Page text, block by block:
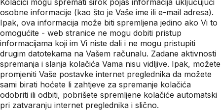
Kolačići mogu spremati širok pojas informacija uključujući
osobne informacije (kao što je Vaše ime ili e-mail adresa).
Ipak, ova informacija može biti spremljena jedino ako Vi to
omogućite - web stranice ne mogu dobiti pristup
informacijama koji im Vi niste dali i ne mogu pristupiti
drugim datotekama na Vašem računalu. Zadane aktivnosti
spremanja i slanja kolačića Vama nisu vidljive. Ipak, možete
promjeniti Vaše postavke internet preglednika da možete
sami birati hoćete li zahtjeve za spremanje kolačića
odobriti ili odbiti, pobrišete spremljene kolačiće automatski
pri zatvaranju internet preglednika i slično.